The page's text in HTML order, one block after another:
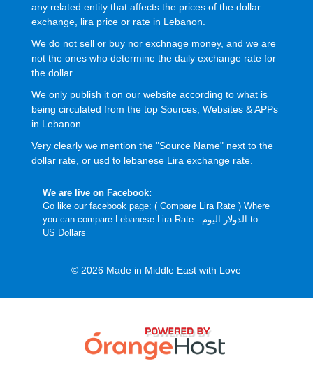
any related entity that affects the prices of the dollar
exchange, lira price or rate in Lebanon.
We do not sell or buy nor exchnage money, and we are
not the ones who determine the daily exchange rate for
the dollar.
We only publish it on our website according to what is
being circulated from the top Sources, Websites & APPs
in Lebanon.
Very clearly we mention the "Source Name" next to the
dollar rate, or usd to lebanese Lira exchange rate.
We are live on Facebook:
Go like our facebook page: ( Compare Lira Rate) Where
you can compare Lebanese Lira Rate - الدولار اليوم to
US Dollars
© 2026 Made in Middle East with Love